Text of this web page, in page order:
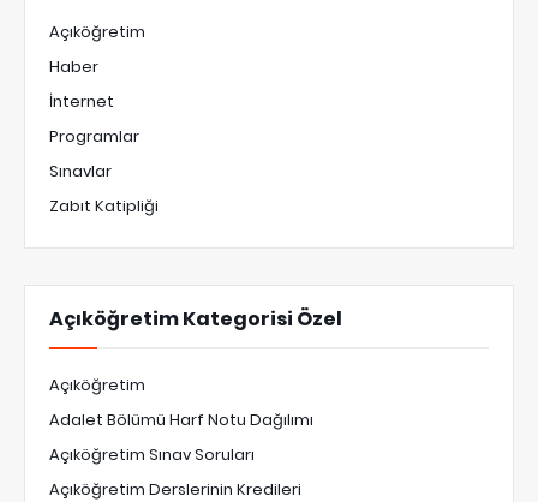
Açıköğretim
Haber
İnternet
Programlar
Sınavlar
Zabıt Katipliği
Açıköğretim Kategorisi Özel
Açıköğretim
Adalet Bölümü Harf Notu Dağılımı
Açıköğretim Sınav Soruları
Açıköğretim Derslerinin Kredileri